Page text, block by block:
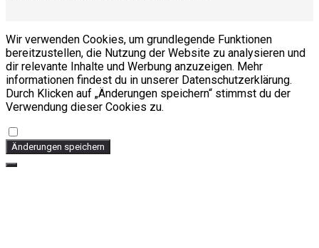
Wir verwenden Cookies, um grundlegende Funktionen
bereitzustellen, die Nutzung der Website zu analysieren und
dir relevante Inhalte und Werbung anzuzeigen. Mehr
informationen findest du in unserer Datenschutzerklärung.
Durch Klicken auf „Änderungen speichern“ stimmst du der
Verwendung dieser Cookies zu.
Änderungen speichern